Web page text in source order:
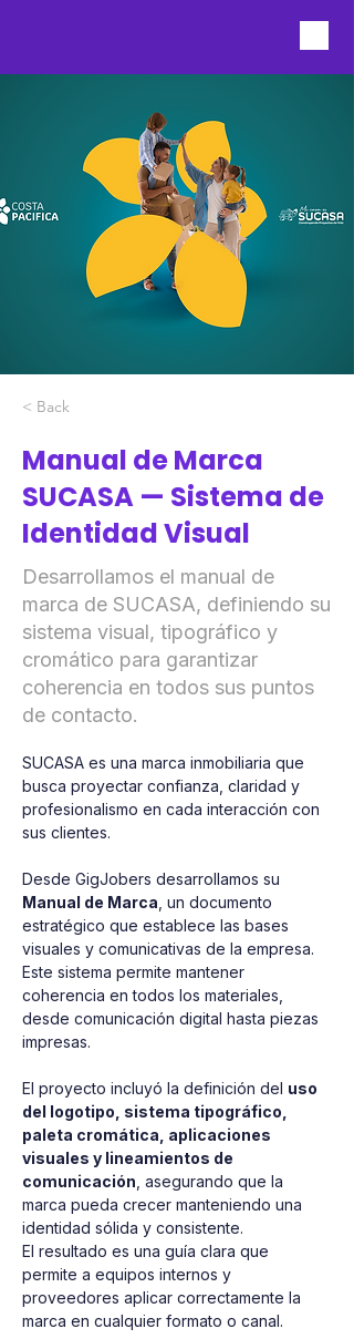
< Back
Manual de Marca
SUCASA — Sistema de
Identidad Visual
Desarrollamos el manual de
marca de SUCASA, definiendo su
sistema visual, tipográfico y
cromático para garantizar
coherencia en todos sus puntos
de contacto.
SUCASA es una marca inmobiliaria que
busca proyectar confianza, claridad y
profesionalismo en cada interacción con
sus clientes.
Desde GigJobers desarrollamos su
Manual de Marca , un documento
estratégico que establece las bases
visuales y comunicativas de la empresa.
Este sistema permite mantener
coherencia en todos los materiales,
desde comunicación digital hasta piezas
impresas.
El proyecto incluyó la definición del uso
del logotipo, sistema tipográfico,
paleta cromática, aplicaciones
visuales y lineamientos de
comunicación , asegurando que la
marca pueda crecer manteniendo una
identidad sólida y consistente.
El resultado es una guía clara que
permite a equipos internos y
proveedores aplicar correctamente la
marca en cualquier formato o canal.